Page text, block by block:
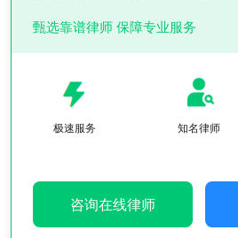
甄选靠谱律师 保障专业服务
极速服务 知名律师
咨询在线律师